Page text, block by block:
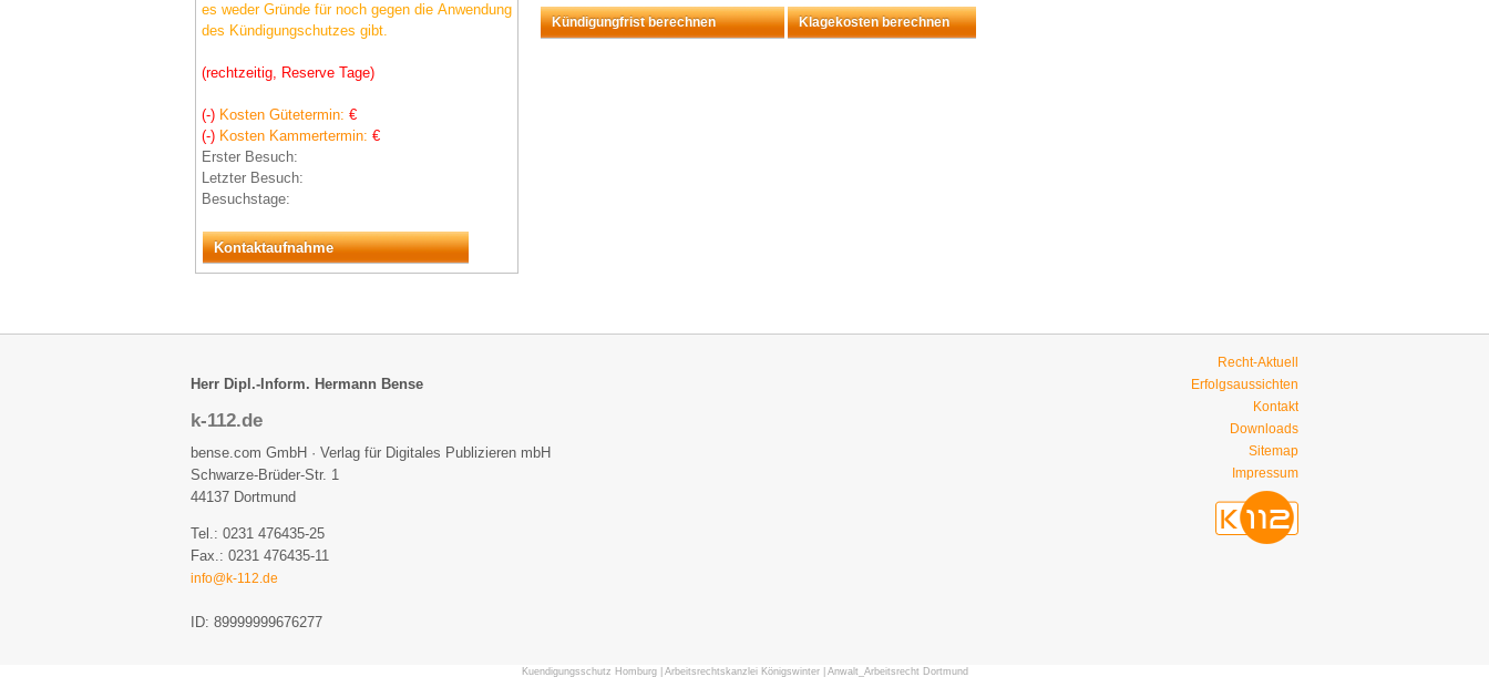
es weder Gründe für noch gegen die Anwendung
des Kündigungschutzes gibt.
(rechtzeitig, Reserve Tage)
(-) Kosten Gütetermin: €
(-) Kosten Kammertermin: €
Erster Besuch:
Letzter Besuch:
Besuchstage:
Kontaktaufnahme
Kündigungfrist berechnen Klagekosten berechnen
Herr Dipl.-Inform. Hermann Bense
k-112.de
bense.com GmbH · Verlag für Digitales Publizieren mbH
Schwarze-Brüder-Str. 1
44137 Dortmund
Tel.: 0231 476435-25
Fax.: 0231 476435-11
info@k-112.de
ID: 89999999676277
Recht-Aktuell
Erfolgsaussichten
Kontakt
Downloads
Sitemap
Impressum
Kuendigungsschutz Homburg| Arbeitsrechtskanzlei Königswinter| Anwalt_Arbeitsrecht Dortmund